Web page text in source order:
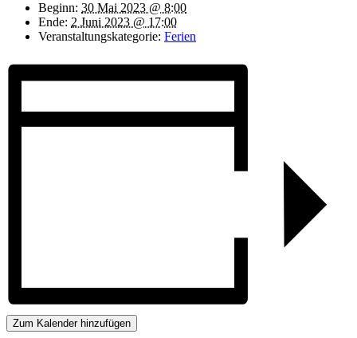
Beginn: 30 Mai 2023 @ 8:00
Ende: 2 Juni 2023 @ 17:00
Veranstaltungskategorie: Ferien
Zum Kalender hinzufügen